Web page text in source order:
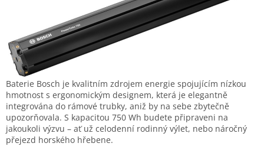
Baterie Bosch je kvalitním zdrojem energie spojujícím nízkou
hmotnost s ergonomickým designem, která je elegantně
integrována do rámové trubky, aniž by na sebe zbytečně
upozorňovala. S kapacitou 750 Wh budete připraveni na
jakoukoli výzvu – ať už celodenní rodinný výlet, nebo náročný
přejezd horského hřebene.